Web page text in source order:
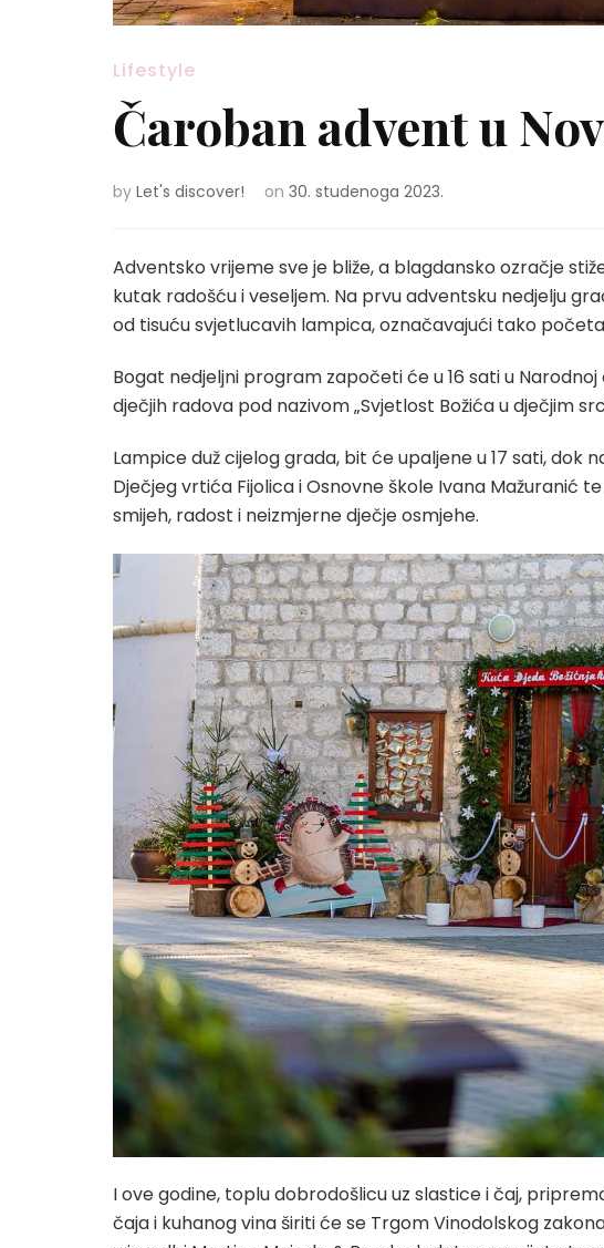
Lifestyle
Čaroban advent u
by Let's discover! on 30. studenoga 2023.
Adventsko vrijeme sve je bliže, a blagdansko ozračje
kutak radošću i veseljem. Na prvu adventsku nedjelju
od tisuću svjetlucavih lampica, označavajući tako
Bogat nedjeljni program započeti će u 16 sati u
dječjih radova pod nazivom „Svjetlost Božića u dječjim
Lampice duž cijelog grada, bit će upaljene u 17 sati, dok
Dječjeg vrtića Fijolica i Osnovne škole Ivana Mažuranić
smijeh, radost i neizmjerne dječje osmjehe.
I ove godine, toplu dobrodošlicu uz slastice i čaj,
čaja i kuhanog vina širiti će se Trgom Vinodolskog